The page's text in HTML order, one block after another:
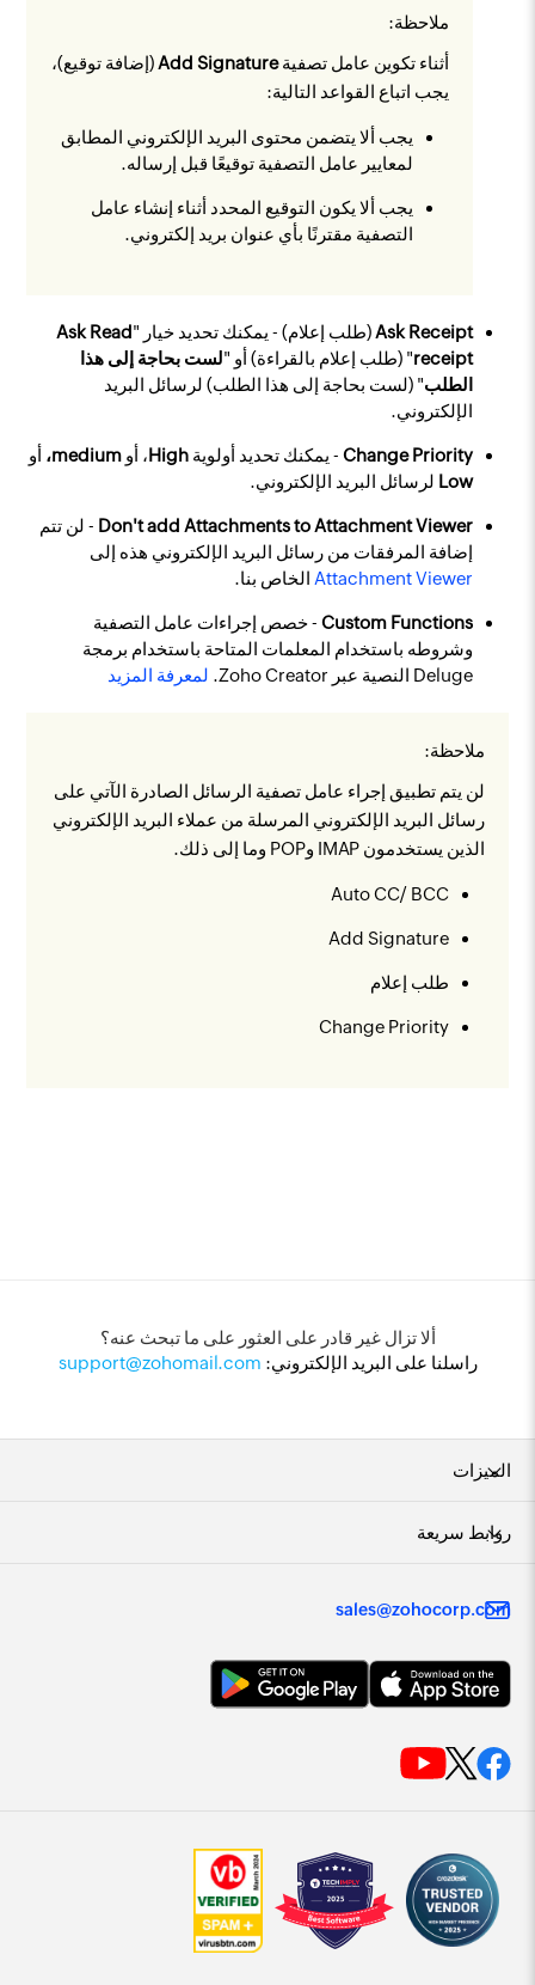
ملاحظة:
أثناء تكوين عامل تصفيةAdd Signature(إضافة توقيع)،
يجب اتباع القواعد التالية:
يجب ألا يتضمن محتوى البريد الإلكتروني المطابق
لمعايير عامل التصفية توقيعًا قبل إرساله.
يجب ألا يكون التوقيع المحدد أثناء إنشاء عامل
التصفية مقترنًا بأي عنوان بريد إلكتروني.
Ask Receipt(طلب إعلام) - يمكنك تحديد خيار "Ask Read
receipt" (طلب إعلام بالقراءة) أو "لست بحاجة إلى هذا
الطلب" (لست بحاجة إلى هذا الطلب) لرسائل البريد
الإلكتروني.
Change Priority - يمكنك تحديد أولويةHigh، أوmedium، أو
Low لرسائل البريد الإلكتروني.
Don't add Attachments to Attachment Viewer - لن تتم
إضافة المرفقات من رسائل البريد الإلكتروني هذه إلى
Attachment Viewer الخاص بنا.
Custom Functions - خصص إجراءات عامل التصفية
وشروطه باستخدام المعلمات المتاحة باستخدام برمجة
Deluge النصية عبر Zoho Creator.
لمعرفة المزيد
ملاحظة:
لن يتم تطبيق إجراء عامل تصفية الرسائل الصادرة الآتي على
رسائل البريد الإلكتروني المرسلة من عملاء البريد الإلكتروني
الذين يستخدمون IMAP وPOP وما إلى ذلك.
Auto CC/ BCC
Add Signature
طلب إعلام
Change Priority
ألا تزال غير قادر على العثور على ما تبحث عنه؟
راسلنا على البريد الإلكتروني: support@zohomail.com
الميزات
روابط سريعة
sales@zohocorp.com